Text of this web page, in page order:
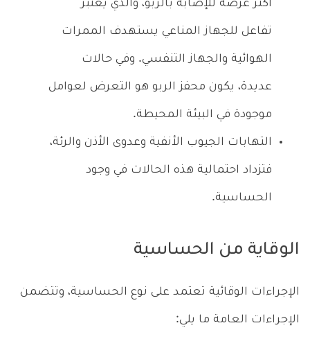
أكثر عرضة للإصابة بالربو، والذي يُعتبر
تفاعل للجهاز المناعي يستهدف الممرات
الهوائية والجهاز التنفسي. وفي حالات
عديدة، يكون محفز الربو هو التعرض لعوامل
موجودة في البيئة المحيطة.
التهابات الجيوب الأنفية وعدوى الأذن والرئة،
فتزداد احتمالية هذه الحالات في وجود
الحساسية.
الوقاية من الحساسية
الإجراءات الوقائية تعتمد على نوع الحساسية، وتتضمن
الإجراءات العامة ما يلي: